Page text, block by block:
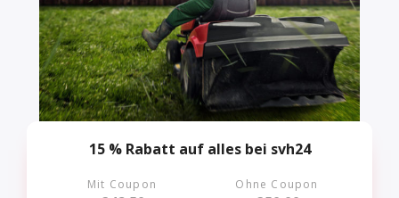
15 % Rabatt auf alles bei svh24
Mit Coupon Ohne Coupon